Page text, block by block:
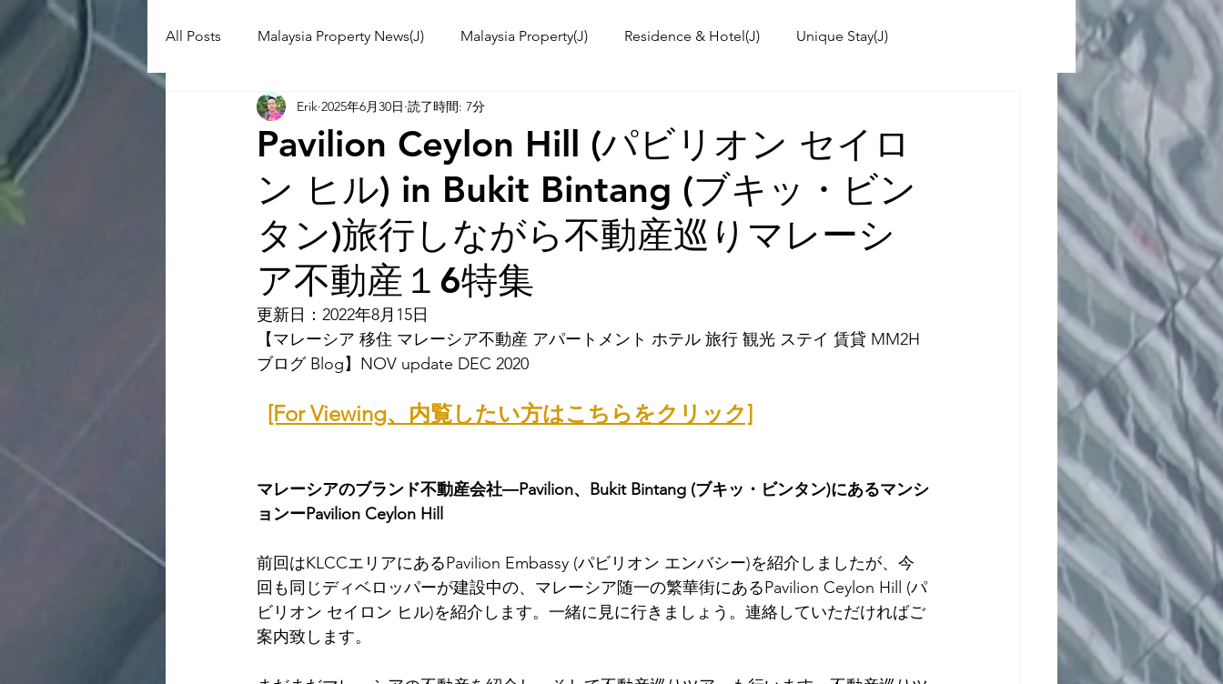
All Posts Malaysia Property News(J) Malaysia Property(J) Residence & Hotel(J) Unique Stay(J)
Aunty Aya Blog(J) Aunty Aya's kitchen(J)
Shop Informetion(J) Event Workshop(J) Event Information & News International School(J)
Language School Universities in Malaysia Malaysia News
Pavilion Ceylon Hill (パビリオン セイロ
ン ヒル) in Bukit Bintang (ブキッ・ビン
タン)旅行しながら不動産巡りマレーシ
ア不動産１6特集
Erik 2025年6月30日 読了時間: 7分
更新日：2022年8月15日
【マレーシア 移住 マレーシア不動産 アパートメント ホテル 旅行 観光 ステイ 賃貸 MM2H
ブログ Blog】NOV update DEC 2020
[For Viewing、内覧したい方はこちらをクリック]
マレーシアのブランド不動産会社―Pavilion、Bukit Bintang (ブキッ・ビンタン)にあるマンシ
ョンーPavilion Ceylon Hill
前回はKLCCエリアにあるPavilion Embassy (パビリオン エンバシー)を紹介しましたが、今
回も同じディベロッパーが建設中の、マレーシア随一の繁華街にあるPavilion Ceylon Hill (パ
ビリオン セイロン ヒル)を紹介します。一緒に見に行きましょう。連絡していただければご
案内致します。